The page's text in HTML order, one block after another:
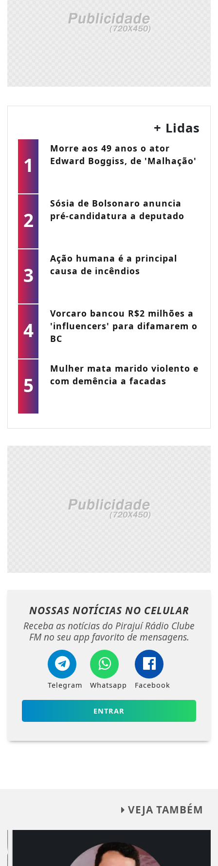
+ Lidas
1
Morre aos 49 anos o ator
Edward Boggiss, de 'Malhação'
2
Sósia de Bolsonaro anuncia
pré-candidatura a deputado
3
Ação humana é a principal
causa de incêndios
4
Vorcaro bancou R$2 milhões a
'influencers' para difamarem o
BC
5
Mulher mata marido violento e
com demência a facadas
NOSSAS NOTÍCIAS NO CELULAR
Receba as notícias do Pirajuí Rádio Clube
FM no seu app favorito de mensagens.
Telegram Whatsapp Facebook
ENTRAR
VEJA TAMBÉM